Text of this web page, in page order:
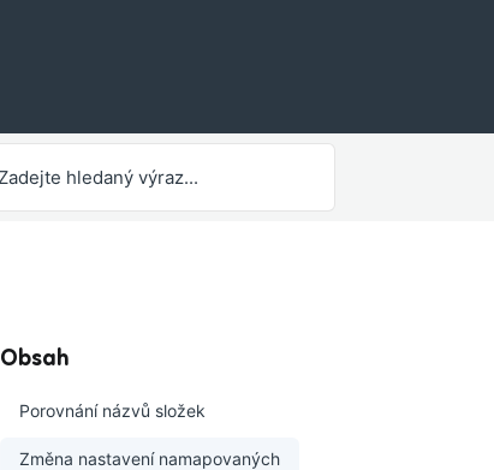
Obsah
Porovnání názvů složek
Změna nastavení namapovaných